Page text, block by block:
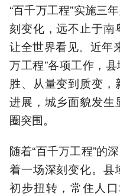
“百千万工程”实施三
刻变化，远不止于南
让全世界看见。近年
万工程”各项工作，
胜、从量变到质变
进展，城乡面貌发生
圈突围。
随着“百千万工程”的
着一场深刻变化。
初步扭转，常住人